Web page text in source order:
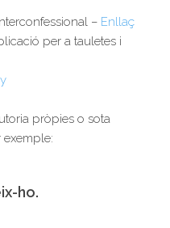
– Enllaç
per a tauletes i
pròpies o sota
exemple:
ho.